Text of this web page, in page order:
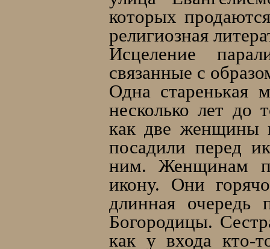
которых
религиозная
Исцеление
связанные с
Одна старенькая
несколько лет до
как две женщины
посадили перед
ним. Женщинам
икону. Они
длинная очередь
Богородицы.
как у входа кто-